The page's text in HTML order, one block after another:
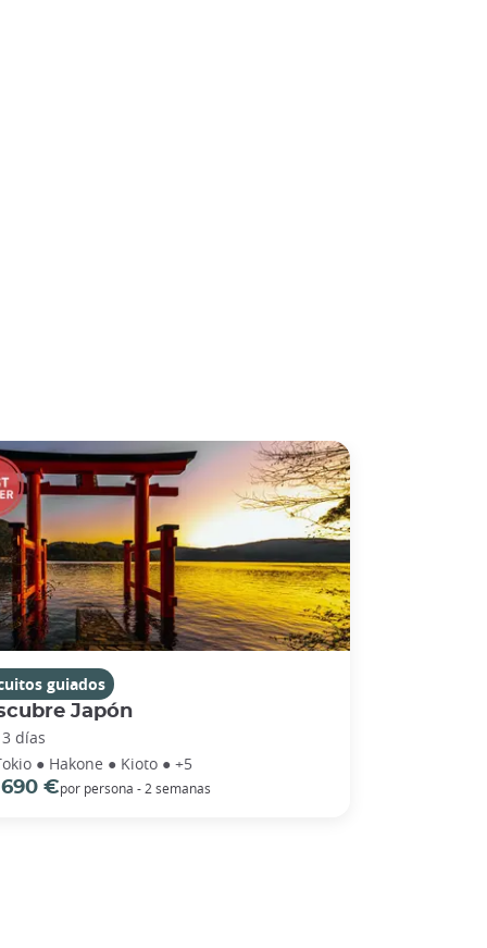
guiados
Japón
días
● Hakone ● Kioto ● +5
€por persona - 2 semanas